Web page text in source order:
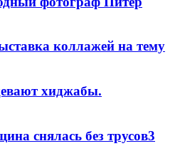
коллажей на тему
хиджабы.
снялась без трусов3